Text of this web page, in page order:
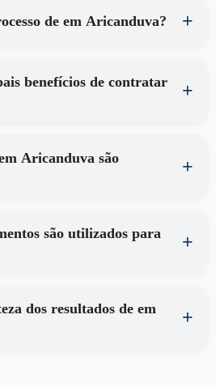
Como funciona o processo de em Aricanduva?
benefícios de contratar
são utilizados para
dos resultados de em